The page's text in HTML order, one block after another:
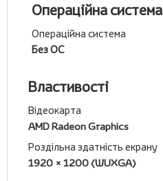
Операційна система
Операційна система
Без ОС
Властивості
Відеокарта
AMD Radeon Graphics
Роздільна здатність екрану
1920 × 1200 (WUXGA)